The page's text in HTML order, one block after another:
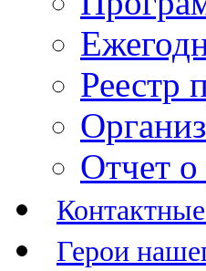
Реестр
Отчет о
Герои